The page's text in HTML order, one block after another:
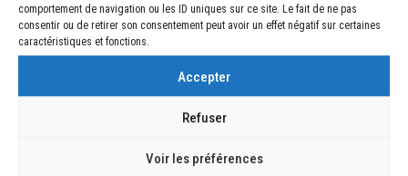
comportement de navigation ou les ID uniques sur ce site. Le fait de ne pas
consentir ou de retirer son consentement peut avoir un effet négatif sur certaines
caractéristiques et fonctions.
Accepter
Refuser
Voir les préférences
Nom*